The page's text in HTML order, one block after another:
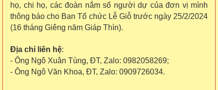
họ, chi họ, các đoàn nắm số người dự của đơn vị mình
thông báo cho Ban Tổ chức Lễ Giỗ trước ngày 25/2/2024
(16 tháng Giêng năm Giáp Thìn).
Địa chỉ liên hệ:
- Ông Ngô Xuân Tùng, ĐT, Zalo: 0982058269;
- Ông Ngô Văn Khoa, ĐT, Zalo: 0909726034.